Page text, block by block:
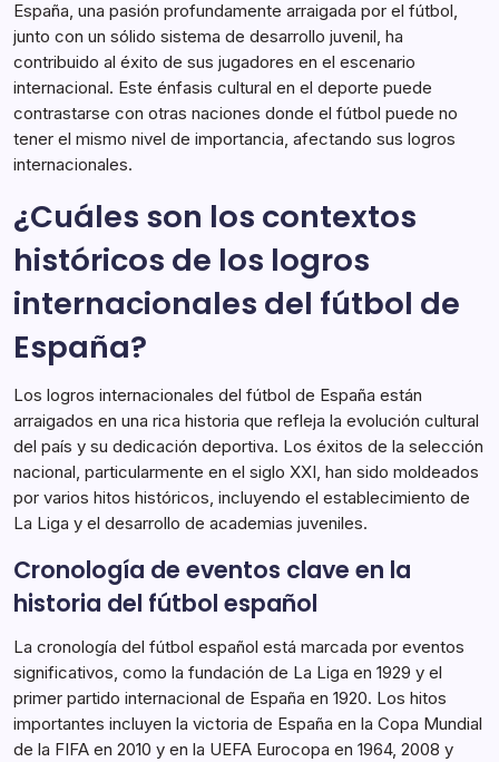
España, una pasión profundamente arraigada por el fútbol,
junto con un sólido sistema de desarrollo juvenil, ha
contribuido al éxito de sus jugadores en el escenario
internacional. Este énfasis cultural en el deporte puede
contrastarse con otras naciones donde el fútbol puede no
tener el mismo nivel de importancia, afectando sus logros
internacionales.
¿Cuáles son los contextos
históricos de los logros
internacionales del fútbol de
España?
Los logros internacionales del fútbol de España están
arraigados en una rica historia que refleja la evolución cultural
del país y su dedicación deportiva. Los éxitos de la selección
nacional, particularmente en el siglo XXI, han sido moldeados
por varios hitos históricos, incluyendo el establecimiento de
La Liga y el desarrollo de academias juveniles.
Cronología de eventos clave en la
historia del fútbol español
La cronología del fútbol español está marcada por eventos
significativos, como la fundación de La Liga en 1929 y el
primer partido internacional de España en 1920. Los hitos
importantes incluyen la victoria de España en la Copa Mundial
de la FIFA en 2010 y en la UEFA Eurocopa en 1964, 2008 y